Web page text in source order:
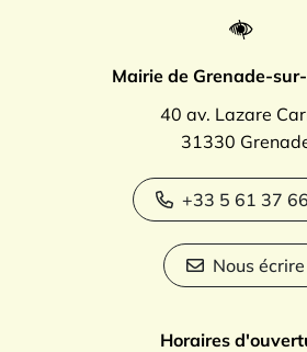
Mairie de Grenade-
40 av. Lazare
31330
+33 5 61 37
Nous écrire
Horaires